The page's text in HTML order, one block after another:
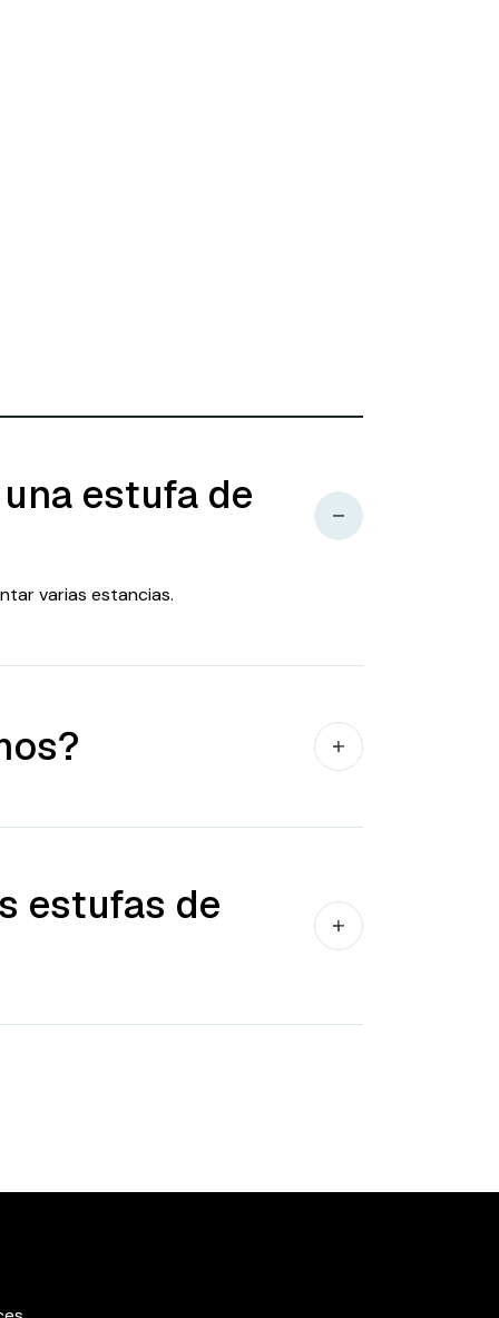
estufa de
varias estancias.
estufas de